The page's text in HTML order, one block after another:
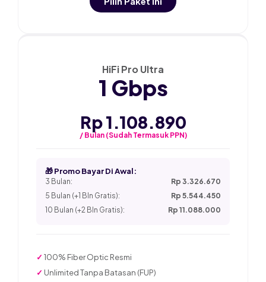
HiFi Pro Ultra
1 Gbps
Rp 1.108.890
/ Bulan (Sudah Termasuk PPN)
🎁 Promo Bayar Di Awal:
3 Bulan:
Rp 3.326.670
5 Bulan (+1 Bln Gratis):
Rp 5.544.450
10 Bulan (+2 Bln Gratis):
Rp 11.088.000
✓ 100% Fiber Optic Resmi
✓ Unlimited Tanpa Batasan (FUP)